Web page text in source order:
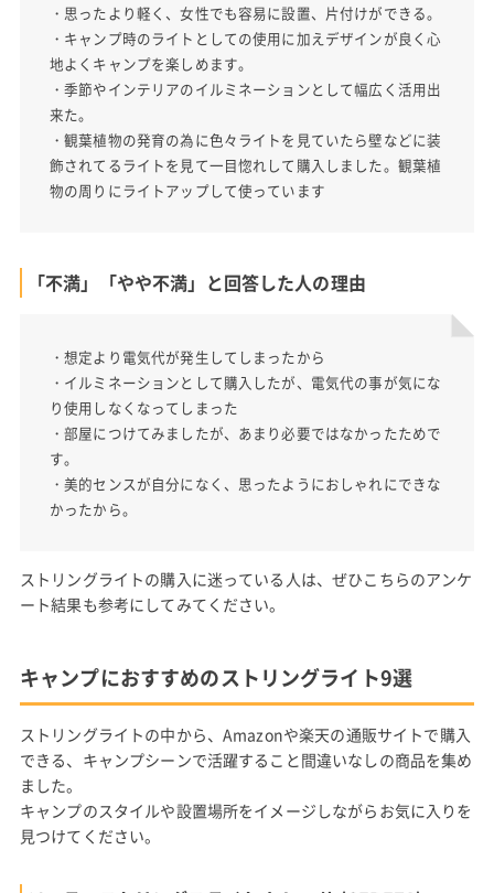
・思ったより軽く、女性でも容易に設置、片付けができる。
・キャンプ時のライトとしての使用に加えデザインが良く心
地よくキャンプを楽しめます。
・季節やインテリアのイルミネーションとして幅広く活用出
来た。
・観葉植物の発育の為に色々ライトを見ていたら壁などに装
飾されてるライトを見て一目惚れして購入しました。観葉植
物の周りにライトアップして使っています
「不満」「やや不満」と回答した人の理由
・想定より電気代が発生してしまったから
・イルミネーションとして購入したが、電気代の事が気にな
り使用しなくなってしまった
・部屋につけてみましたが、あまり必要ではなかったためで
す。
・美的センスが自分になく、思ったようにおしゃれにできな
かったから。
ストリングライトの購入に迷っている人は、ぜひこちらのアンケ
ート結果も参考にしてみてください。
キャンプにおすすめのストリングライト9選
ストリングライトの中から、Amazonや楽天の通販サイトで購入
できる、キャンプシーンで活躍すること間違いなしの商品を集め
ました。
キャンプのスタイルや設置場所をイメージしながらお気に入りを
見つけてください。